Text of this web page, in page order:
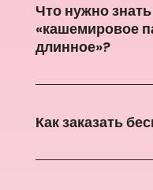
Что нужно
«кашемировое
длинное»?
Как заказать